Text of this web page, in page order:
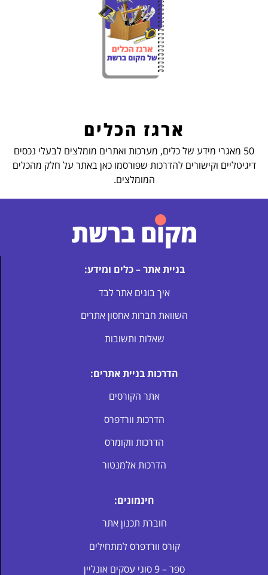
ארגז הכלים
50 מאגרי מידע של כלים, מערכות ואתרים מומלצים לבעלי נכסים
דיגיטליים וקישורים להדרכות שפורסמו כאן באתר על חלק מהכלים
המומלצים.
בניית אתר – כלים ומידע:
איך בונים אתר לבד
השוואת חברות אחסון אתרים
שאלות ותשובות
הדרכות בניית אתרים:
אתר הקורסים
הדרכות וורדפרס
הדרכות ווקומרס
הדרכות אלמנטור
חינמונים:
חוברת תכנון אתר
קורס וורדפרס למתחילים
ספר – 9 סוגי עסקים אונליין